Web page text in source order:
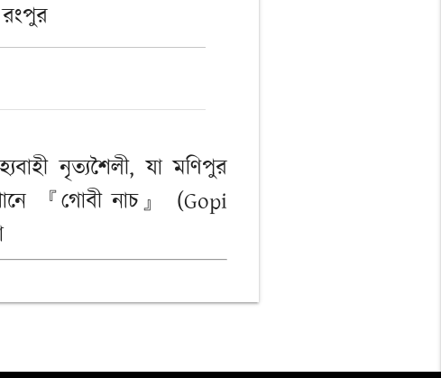
নৃত্যশৈলী, যা মণিপুর
『গোবী নাচ』 (Gopi